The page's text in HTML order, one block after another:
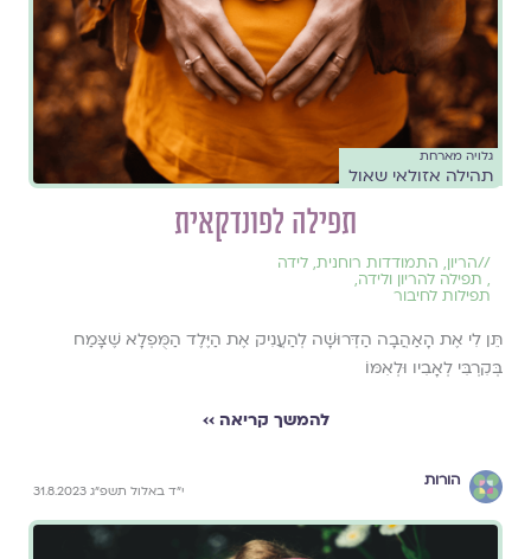
גלויה מארחת
תהילה אזולאי שאול
תפילה לפונדקאית
//הריון, התמודדות רוחנית, לידה
, תפילה להריון ולידה,
תפילות לחיבור
תֵּן לִי אֶת הָאַהֲבָה הַדְּרוּשָׁה לְהַעֲנִיק אֶת הַיֶּלֶד הַמֻּפְלָא שֶׁצָּמַח
בְּקִרְבִּי לְאָבִיו וּלְאִמּוֹ
להמשך קריאה ››
הורות
י״ד באלול תשפ״ג 31.8.2023